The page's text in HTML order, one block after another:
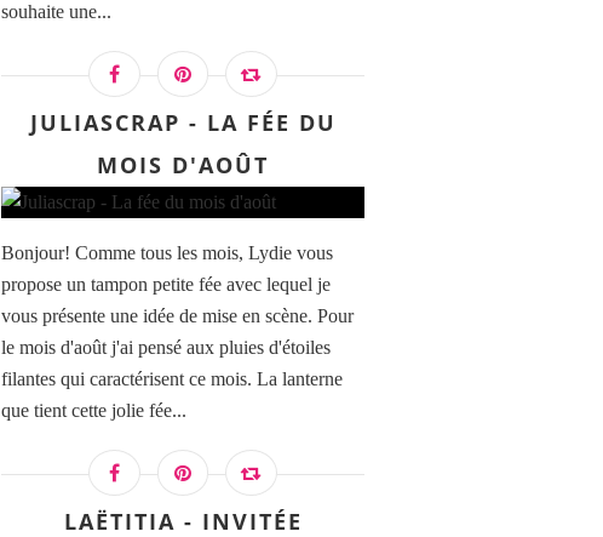
souhaite une...
JULIASCRAP - LA FÉE DU
MOIS D'AOÛT
Bonjour! Comme tous les mois, Lydie vous
propose un tampon petite fée avec lequel je
vous présente une idée de mise en scène. Pour
le mois d'août j'ai pensé aux pluies d'étoiles
filantes qui caractérisent ce mois. La lanterne
que tient cette jolie fée...
LAËTITIA - INVITÉE